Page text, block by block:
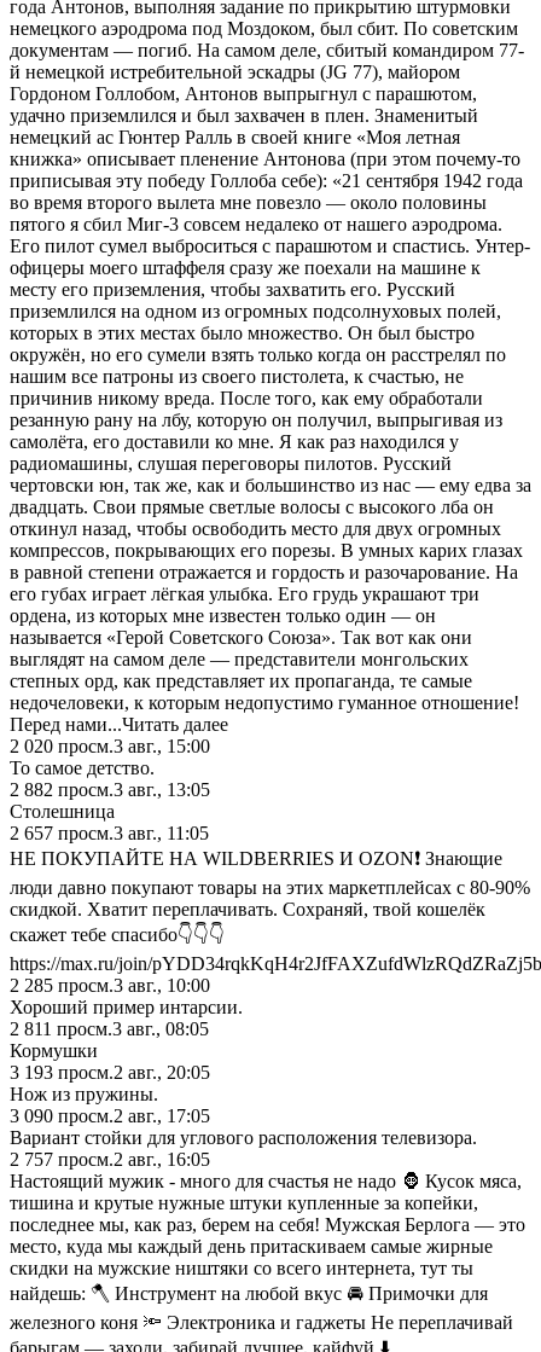
года Антонов, выполняя задание по прикрытию штурмовки
немецкого аэродрома под Моздоком, был сбит. По советским
документам — погиб. На самом деле, сбитый командиром 77-
й немецкой истребительной эскадры (JG 77), майором
Гордоном Голлобом, Антонов выпрыгнул с парашютом,
удачно приземлился и был захвачен в плен. Знаменитый
немецкий ас Гюнтер Ралль в своей книге «Моя летная
книжка» описывает пленение Антонова (при этом почему-то
приписывая эту победу Голлоба себе): «21 сентября 1942 года
во время второго вылета мне повезло — около половины
пятого я сбил Миг-3 совсем недалеко от нашего аэродрома.
Его пилот сумел выброситься с парашютом и спастись. Унтер-
офицеры моего штаффеля сразу же поехали на машине к
месту его приземления, чтобы захватить его. Русский
приземлился на одном из огромных подсолнуховых полей,
которых в этих местах было множество. Он был быстро
окружён, но его сумели взять только когда он расстрелял по
нашим все патроны из своего пистолета, к счастью, не
причинив никому вреда. После того, как ему обработали
резанную рану на лбу, которую он получил, выпрыгивая из
самолёта, его доставили ко мне. Я как раз находился у
радиомашины, слушая переговоры пилотов. Русский
чертовски юн, так же, как и большинство из нас — ему едва за
двадцать. Свои прямые светлые волосы с высокого лба он
откинул назад, чтобы освободить место для двух огромных
компрессов, покрывающих его порезы. В умных карих глазах
в равной степени отражается и гордость и разочарование. На
его губах играет лёгкая улыбка. Его грудь украшают три
ордена, из которых мне известен только один — он
называется «Герой Советского Союза». Так вот как они
выглядят на самом деле — представители монгольских
степных орд, как представляет их пропаганда, те самые
недочеловеки, к которым недопустимо гуманное отношение!
Перед нами...Читать далее
2 020 просм.3 авг., 15:00
То самое детство.
2 882 просм.3 авг., 13:05
Столешница
2 657 просм.3 авг., 11:05
НЕ ПОКУПАЙТЕ НА WILDBERRIES И OZON❗️ Знающие
люди давно покупают товары на этих маркетплейсах с 80-90%
скидкой. Хватит переплачивать. Сохраняй, твой кошелёк
скажет тебе спасибо👇👇👇
https://max.ru/join/
2 285 просм.3 авг., 10:00
Хороший пример интарсии.
2 811 просм.3 авг., 08:05
Кормушки
3 193 просм.2 авг., 20:05
Нож из пружины.
3 090 просм.2 авг., 17:05
Вариант стойки для углового расположения телевизора.
2 757 просм.2 авг., 16:05
Настоящий мужик - много для счастья не надо 🦍 Кусок мяса,
тишина и крутые нужные штуки купленные за копейки,
последнее мы, как раз, берем на себя! Мужская Берлога — это
место, куда мы каждый день притаскиваем самые жирные
скидки на мужские ништяки со всего интернета, тут ты
найдешь: 🪓 Инструмент на любой вкус 🚘 Примочки для
железного коня 🔦 Электроника и гаджеты Не переплачивай
барыгам — заходи, забирай лучшее, кайфуй ⬇️